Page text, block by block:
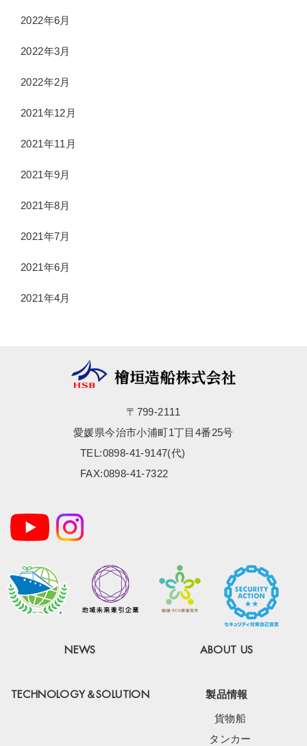
2022年6月
2022年3月
2022年2月
2021年12月
2021年11月
2021年9月
2021年8月
2021年7月
2021年6月
2021年4月
〒799-2111
愛媛県今治市小浦町1丁目4番25号
TEL:0898-41-9147(代)
FAX:0898-41-7322
NEWS ABOUT US
TECHNOLOGY＆SOLUTION 製品情報
貨物船
タンカー